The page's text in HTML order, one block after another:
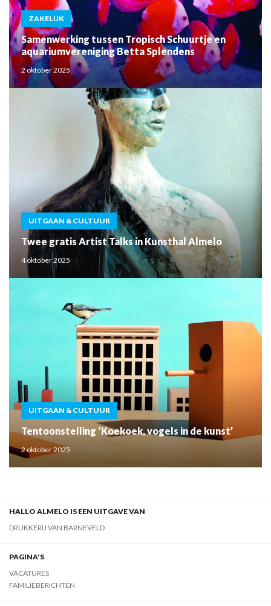
ZAKELIJK
Samenwerking tussen Tropisch Schuurtje en
aquariumvereniging Betta Splendens
2 oktober 2025
UITGAAN & CULTUUR
Twee gratis Artist Talks in Kunsthal Almelo
4 oktober 2025
UITGAAN & CULTUUR
Tentoonstelling ‘Koekoek, vogels in de kunst’
2 oktober 2025
HALLO ALMELO IS EEN UITGAVE VAN
DRUKKERIJ VAN BARNEVELD
PAGINA'S
VACATURES
FAMILIEBERICHTEN